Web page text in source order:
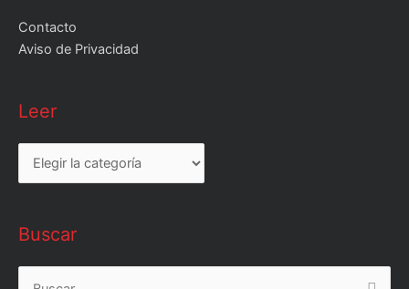
Contacto
Aviso de Privacidad
Leer
Leer
Buscar